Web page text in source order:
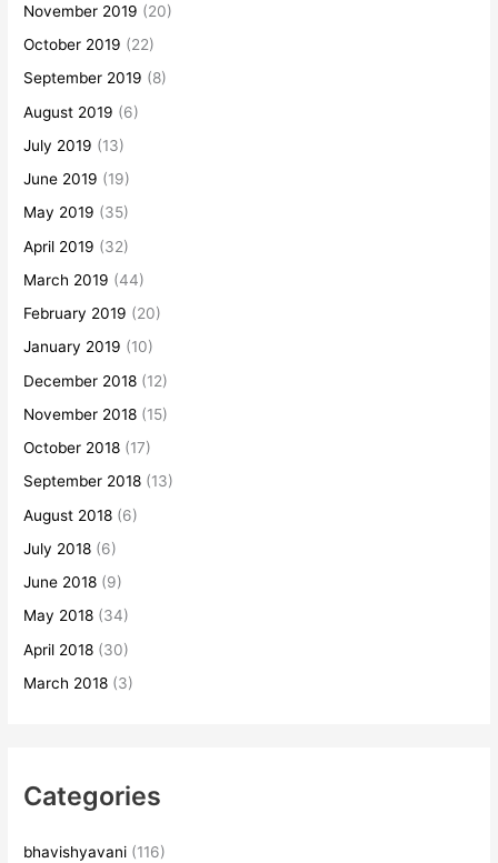
November 2019 (20)
October 2019 (22)
September 2019 (8)
August 2019 (6)
July 2019 (13)
June 2019 (19)
May 2019 (35)
April 2019 (32)
March 2019 (44)
February 2019 (20)
January 2019 (10)
December 2018 (12)
November 2018 (15)
October 2018 (17)
September 2018 (13)
August 2018 (6)
July 2018 (6)
June 2018 (9)
May 2018 (34)
April 2018 (30)
March 2018 (3)
Categories
bhavishyavani (116)